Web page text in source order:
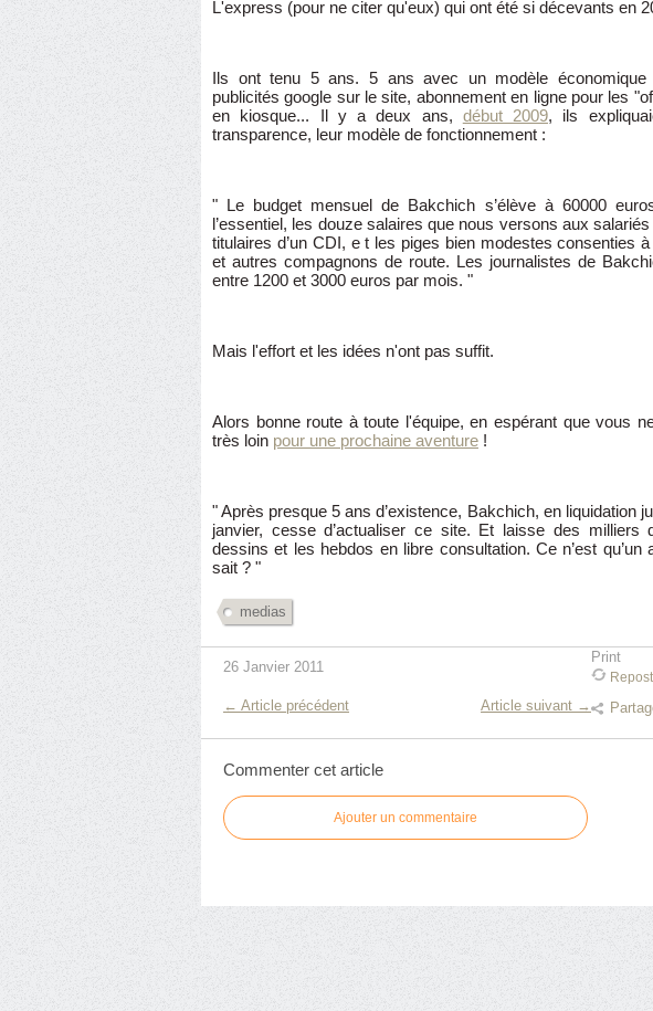
L'express (pour ne citer qu'eux) qui ont été si décevants en
Ils ont tenu 5 ans. 5 ans avec un modèle économique
publicités google sur le site, abonnement en ligne pour les
en kiosque... Il y a deux ans, début 2009, ils
transparence, leur modèle de fonctionnement :
" Le budget mensuel de Bakchich s’élève à 60000
l’essentiel, les douze salaires que nous versons aux
titulaires d’un CDI, e t les piges bien modestes consenties
et autres compagnons de route. Les journalistes de
entre 1200 et 3000 euros par mois. "
Mais l'effort et les idées n'ont pas suffit.
Alors bonne route à toute l'équipe, en espérant que vous
très loin pour une prochaine aventure !
" Après presque 5 ans d’existence, Bakchich, en liquidation
janvier, cesse d’actualiser ce site. Et laisse des milliers
dessins et les hebdos en libre consultation. Ce n’est qu’un
sait ? "
medias
26 Janvier 2011
Print
Repost
← Article précédent Article suivant →
Commenter cet article
Ajouter un commentaire